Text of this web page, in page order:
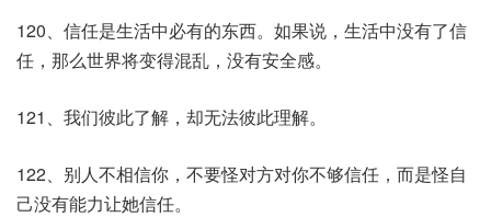
120、信任是生活中必有的东西。如果说，生活中没有了信
任，那么世界将变得混乱，没有安全感。
121、我们彼此了解，却无法彼此理解。
122、别人不相信你，不要怪对方对你不够信任，而是怪自
己没有能力让她信任。